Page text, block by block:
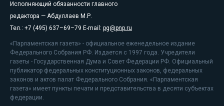
Исполняющий обязанности главного
редактора — Абдуллаев М.Р.
Тел.: +7 (495) 637–69–79 E-mail: pg@pnp.ru
«Парламентская газета» - официальное еженедельное издание
Федерального Собрания РФ. Издается с 1997 года. Учредители
газеты - Государственная Дума и Совет Федерации РФ. Официальный
публикатор федеральных конституционных законов, федеральных
законов и актов палат Федерального Собрания. «Парламентская
газета» имеет пункты печати и представительства в десяти субъектах
федерации.